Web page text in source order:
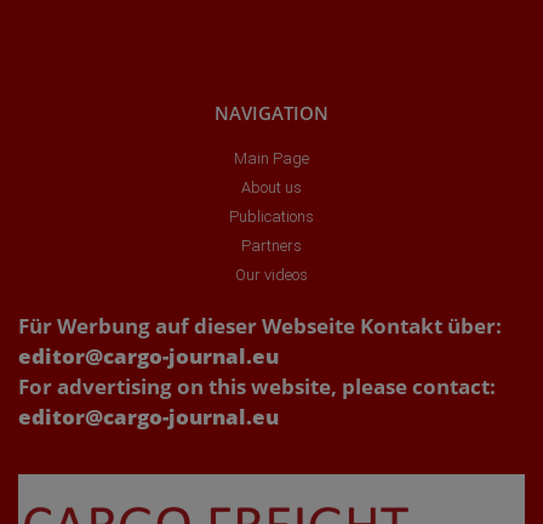
NAVIGATION
Main Page
About us
Publications
Partners
Our videos
Für Werbung auf dieser Webseite Kontakt über:
editor@cargo-journal.eu
For advertising on this website, please contact:
editor@cargo-journal.eu